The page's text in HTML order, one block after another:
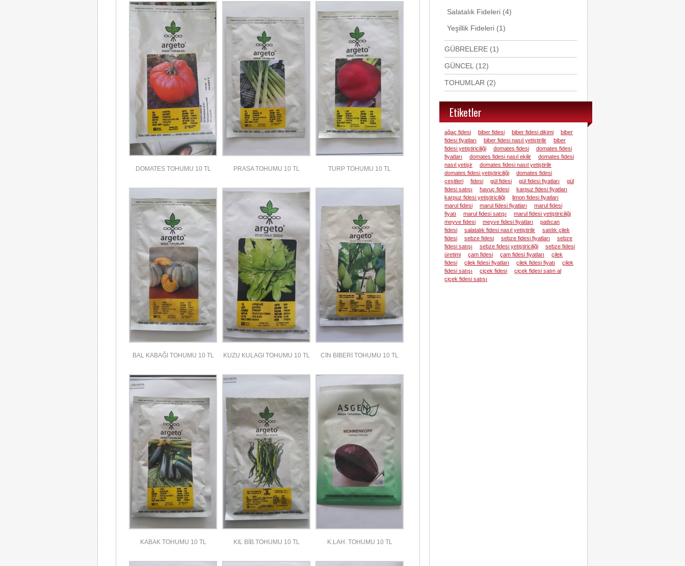
DOMATES TOHUMU 10 TL PRASA TOHUMU 10 TL TURP TOHUMU 10 TL
BAL KABAĞI TOHUMU 10 TL KUZU KULAGI TOHUMU 10 TL CİN BİBERİ TOHUMU 10 TL
KABAK TOHUMU 10 TL KIL BİB.TOHUMU 10 TL K.LAH. TOHUMU 10 TL
Salatalık Fideleri (4)
Yeşillik Fideleri (1)
GÜBRELERE (1)
GÜNCEL (12)
TOHUMLAR (2)
Etiketler
ağaç fidesi biber fidesi biber fidesi dikimi
biber
fidesi fiyatları
biber fidesi nasıl yetiştirilir
biber
fidesi yetiştiriciliği
domates fidesi
domates fidesi
fiyatları
domates fidesi nasıl ekilir
domates fidesi
nasıl yetişir
domates fidesi nasıl yetiştirilir
domates fidesi yetiştiriciliği
domates fidesi
çeşitleri
fidesi gül fidesi gül fidesi fiyatları
gül
fidesi satışı
havuç fidesi
karpuz fidesi fiyatları
karpuz fidesi yetiştiriciliği
limon fidesi fiyatları
marul fidesi
marul fidesi fiyatları
marul fidesi
fiyatı
marul fidesi satışı
marul fidesi yetiştiriciliği
meyve fidesi
meyve fidesi fiyatları
patlıcan
fidesi
salatalık fidesi nasıl yetiştirilir
satılık çilek
fidesi
sebze fidesi sebze fidesi fiyatları
sebze
fidesi satışı
sebze fidesi yetiştiriciliği
sebze fidesi
üretimi
çam fidesi çam fidesi fiyatları
çilek
fidesi
çilek fidesi fiyatları çilek fidesi fiyatı
çilek
fidesi satışı
çiçek fidesi
çiçek fidesi satın al
çiçek fidesi satışı